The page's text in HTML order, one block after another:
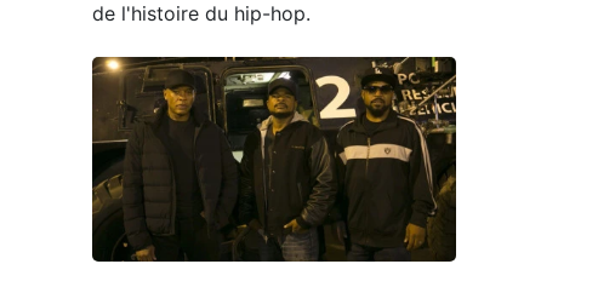
de l'histoire du hip-hop.